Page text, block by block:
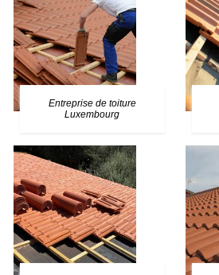
Entreprise de toiture
Luxembourg